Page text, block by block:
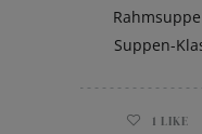
Suppen-
1 LIKE